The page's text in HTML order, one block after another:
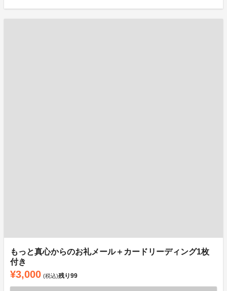
もっと真心からのお礼メール＋カードリーディング1枚
付き
¥3,000 (税込)残り99